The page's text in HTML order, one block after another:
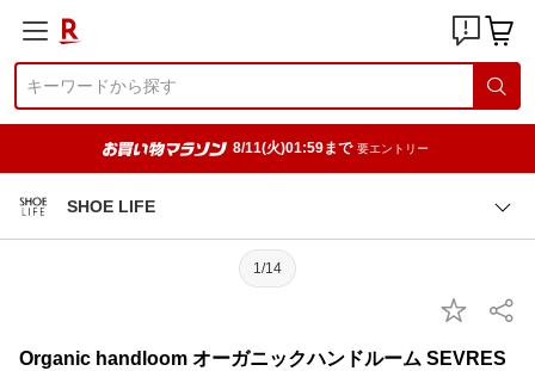
8/11(火)01:59まで 要エントリー
SHOE LIFE
1/14
Organic handloom オーガニックハンドルーム SEVRES